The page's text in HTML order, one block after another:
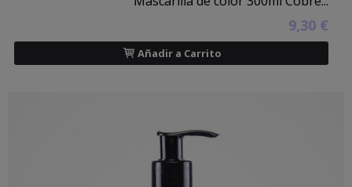
9,30 €
Añadir a Carrito